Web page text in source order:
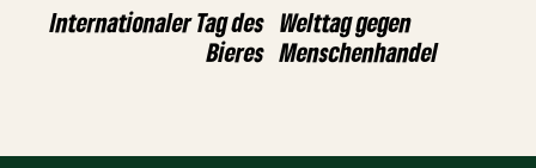
Internationaler Tag des
Bieres
Welttag gegen
Menschenhandel